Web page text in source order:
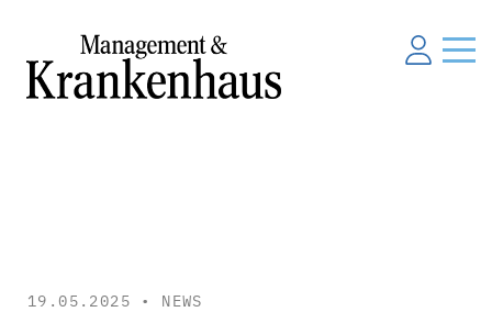
19.05.2025 • NEWS